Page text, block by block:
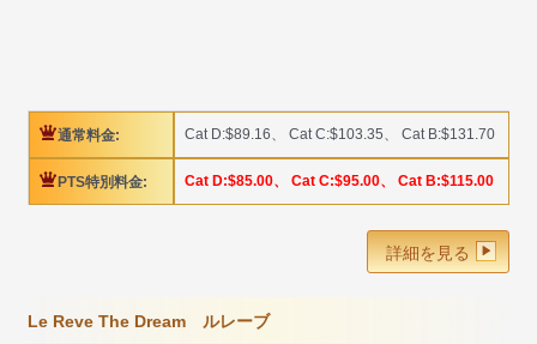
通常料金: Cat D:$89.16、 Cat C:$103.35、 Cat B:$131.70
PTS特別料金: Cat D:$85.00、 Cat C:$95.00、 Cat B:$115.00
詳細を見る
Le Reve The Dream ルレーブ